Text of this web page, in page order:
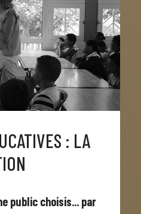
: LA
public choisis... par